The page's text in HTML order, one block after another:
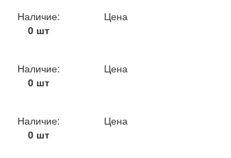
Наличие:
0 шт
Цена
Наличие:
0 шт
Цена
Наличие:
0 шт
Цена